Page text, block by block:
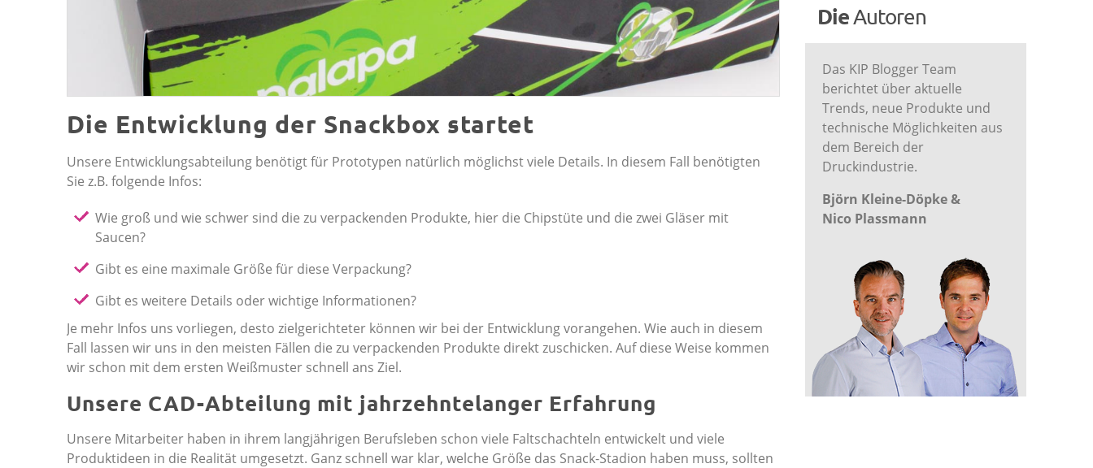
Die Entwicklung der Snackbox startet
Unsere Entwicklungsabteilung benötigt für Prototypen natürlich möglichst viele Details. In diesem Fall benötigten
Sie z.B. folgende Infos:
Wie groß und wie schwer sind die zu verpackenden Produkte, hier die Chipstüte und die zwei Gläser mit
Saucen?
Gibt es eine maximale Größe für diese Verpackung?
Gibt es weitere Details oder wichtige Informationen?
Je mehr Infos uns vorliegen, desto zielgerichteter können wir bei der Entwicklung vorangehen. Wie auch in diesem
Fall lassen wir uns in den meisten Fällen die zu verpackenden Produkte direkt zuschicken. Auf diese Weise kommen
wir schon mit dem ersten Weißmuster schnell ans Ziel.
Unsere CAD-Abteilung mit jahrzehntelanger Erfahrung
Unsere Mitarbeiter haben in ihrem langjährigen Berufsleben schon viele Faltschachteln entwickelt und viele
Produktideen in die Realität umgesetzt. Ganz schnell war klar, welche Größe das Snack-Stadion haben muss, sollten
DieAutoren
Das KIP Blogger Team
berichtet über aktuelle
Trends, neue Produkte und
technische Möglichkeiten aus
dem Bereich der
Druckindustrie.
Björn Kleine-Döpke &
Nico Plassmann